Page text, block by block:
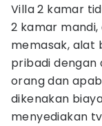
Villa 2 kamar
2 kamar
memasak, alat
pribadi dengan
orang dan
dikenakan
menyediakan